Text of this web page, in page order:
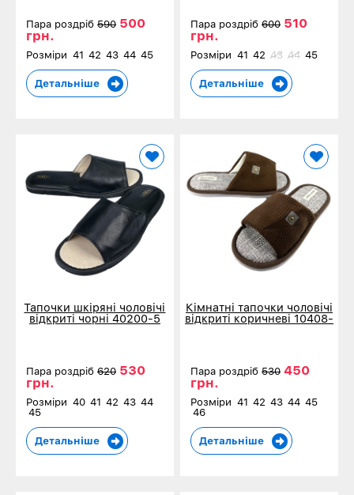
Пара роздріб 590 500
грн.
Розміри 41 42 43 44 45
Детальніше
Пара роздріб600 510
грн.
Розміри 41 42 43 44 45
Детальніше
Тапочки шкіряні чоловічі
відкриті чорні 40200-5
Пара роздріб 620 530
грн.
Розміри 40 41 42 43 44
45
Детальніше
Кімнатні тапочки чоловічі
відкриті коричневі 10408-
Пара роздріб530 450
грн.
Розміри 41 42 43 44 45
46
Детальніше